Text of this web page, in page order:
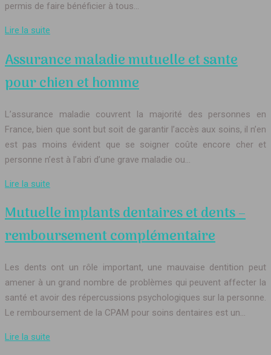
permis de faire bénéficier à tous…
Lire la suite
Assurance maladie mutuelle et sante
pour chien et homme
L’assurance maladie couvrent la majorité des personnes en
France, bien que sont but soit de garantir l’accès aux soins, il n’en
est pas moins évident que se soigner coûte encore cher et
personne n’est à l’abri d’une grave maladie ou…
Lire la suite
Mutuelle implants dentaires et dents –
remboursement complémentaire
Les dents ont un rôle important, une mauvaise dentition peut
amener à un grand nombre de problèmes qui peuvent affecter la
santé et avoir des répercussions psychologiques sur la personne.
Le remboursement de la CPAM pour soins dentaires est un…
Lire la suite